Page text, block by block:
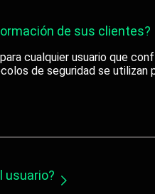
de sus clientes?
cualquier usuario que
de seguridad se utilizan
usuario?